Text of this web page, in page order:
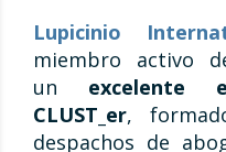
Lupicinio
miembro activo
un excelente
CLUST_er,
despachos de